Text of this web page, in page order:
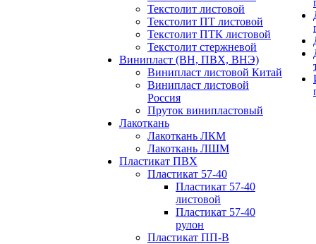
Текстолит листовой
Текстолит ПТ листовой
Текстолит ПТК листовой
Текстолит стержневой
Винипласт (ВН, ПВХ, ВНЭ)
Винипласт листовой Китай
Винипласт листовой
Россия
Пруток винипластовый
Лакоткань
Лакоткань ЛКМ
Лакоткань ЛШМ
Пластикат ПВХ
Пластикат 57-40
Пластикат 57-40
листовой
Пластикат 57-40
рулон
Пластикат ПП-В